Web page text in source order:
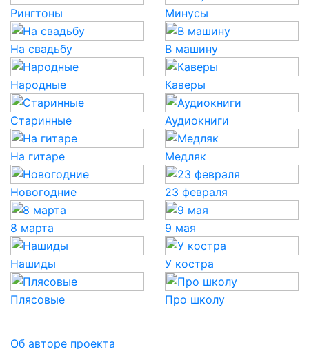
Рингтоны Минусы
На свадьбу В машину
Народные Каверы
Старинные Аудиокниги
На гитаре Медляк
Новогодние 23 февраля
8 марта 9 мая
Нашиды У костра
Плясовые Про школу
Об авторе проекта